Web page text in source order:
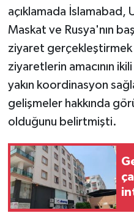
açıklamada İslamabad,
Maskat ve Rusya'nın
ziyaret gerçekleştirmek
ziyaretlerin amacının
yakın koordinasyon
gelişmeler hakkında
olduğunu belirtmişti.